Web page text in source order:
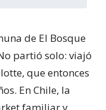
de El Bosque
partió solo: viajó
que entonces
En Chile, la